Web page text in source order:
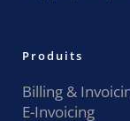
Produits
Billing &
E-Invoicing